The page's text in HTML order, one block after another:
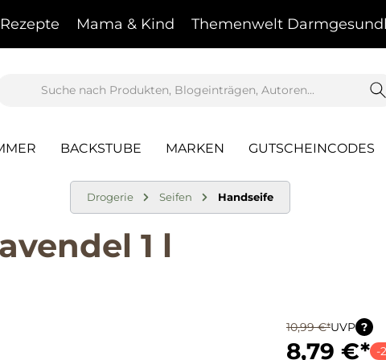
Rezepte Mama & Kind Themenwelt
BACKSTUBE MARKEN GUTSCHEINCODES
Drogerie Seifen Handseife
1 l
10,99 €*UVP ?
8,79 €* -